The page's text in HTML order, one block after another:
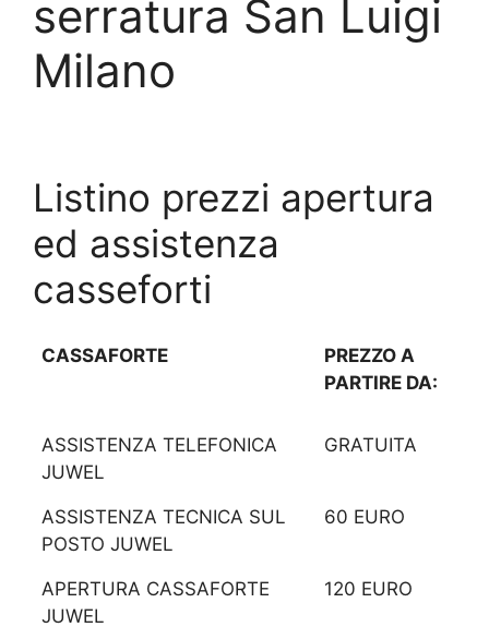
serratura San Luigi
Milano
Listino prezzi apertura
ed assistenza
casseforti
CASSAFORTE
PREZZO A
PARTIRE DA:
ASSISTENZA TELEFONICA
JUWEL
GRATUITA
ASSISTENZA TECNICA SUL
POSTO JUWEL
60 EURO
APERTURA CASSAFORTE
JUWEL
120 EURO